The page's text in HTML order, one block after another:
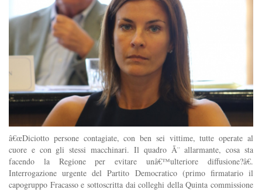
â€œDiciotto persone contagiate, con ben sei vittime, tutte operate al
cuore e con gli stessi macchinari. Il quadro Ã¨ allarmante, cosa sta
facendo la Regione per evitare unâ€™ulteriore diffusione?â€.
Interrogazione urgente del Partito Democratico (primo firmatario il
capogruppo Fracasso e sottoscritta dai colleghi della Quinta commissione